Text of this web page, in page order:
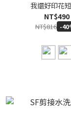
我還好印花
NT$490
NT$816 -